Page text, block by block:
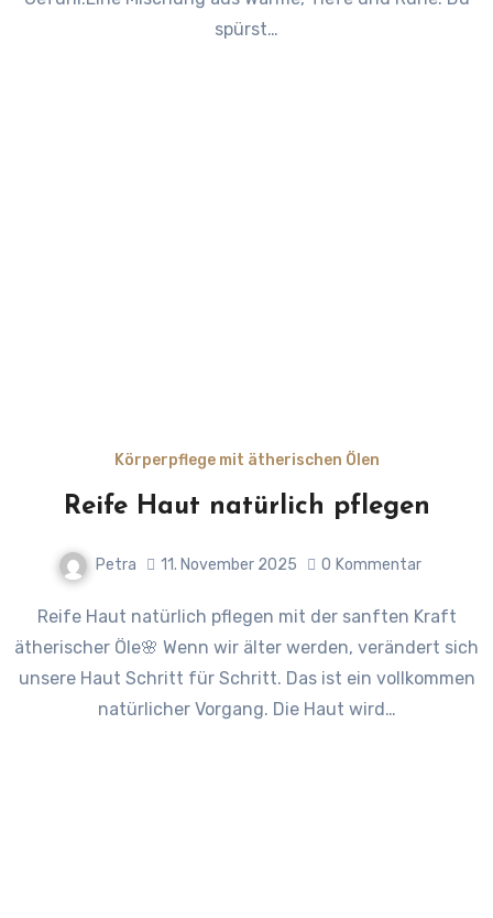
spürst…
Körperpflege mit ätherischen Ölen
Reife Haut natürlich pflegen
Petra 11. November 2025 0 Kommentar
Reife Haut natürlich pflegen mit der sanften Kraft
ätherischer Öle🌸 Wenn wir älter werden, verändert sich
unsere Haut Schritt für Schritt. Das ist ein vollkommen
natürlicher Vorgang. Die Haut wird…